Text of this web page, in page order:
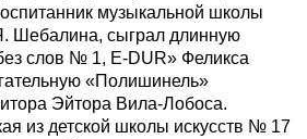
музыкальной школы
Шебалина, сыграл длинную
слов № 1, E-DUR» Феликса
«Полишинель»
Эйтора Вила-Лобоса.
из детской школы искусств № 17